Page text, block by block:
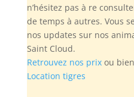
n’hésitez pas à re
de temps à autres. Vous
nos updates sur nos
Saint Cloud.
Retrouvez nos prixou
Location tigres